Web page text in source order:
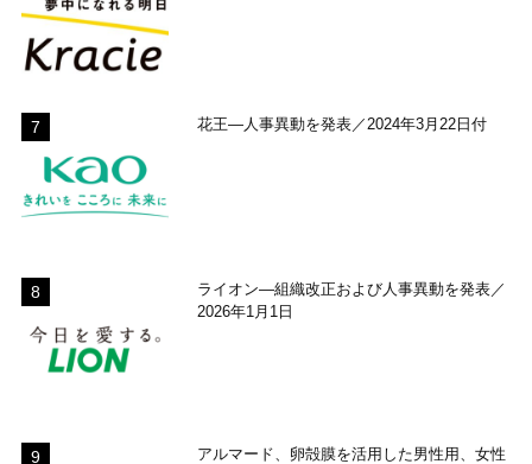
花王―人事異動を発表／2024年3月22日付
ライオン―組織改正および人事異動を発表／
2026年1月1日
アルマード、卵殻膜を活用した男性用、女性